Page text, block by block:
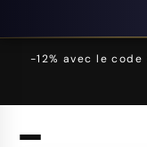
-12% avec le code